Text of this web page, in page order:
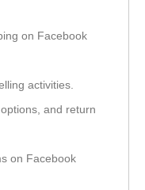
on Facebook
activities.
and return
on Facebook